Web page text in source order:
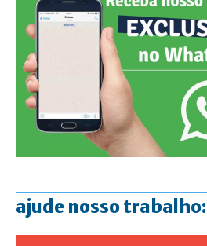
ajude nosso trabalho: